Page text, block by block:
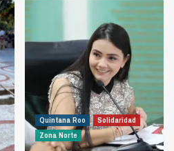
Quintana Roo
Solidaridad
Zona Norte